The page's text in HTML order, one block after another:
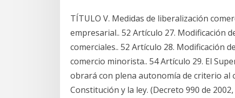
TÍTULO V. Medidas de liberalización
empresarial.. 52 Artículo 27. Modificación
comerciales.. 52 Artículo 28. Modificación
comercio minorista.. 54 Artículo 29. El
obrará con plena autonomía de criterio al
Constitución y la ley. (Decreto 990 de